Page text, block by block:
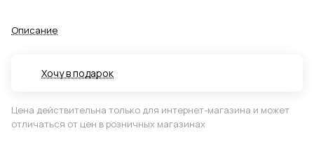
Описание
Хочу в подарок
Цена действительна только для интернет-магазина и может
отличаться от цен в розничных магазинах